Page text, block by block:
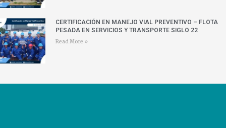
CERTIFICACIÓN EN MANEJO VIAL PREVENTIVO – FLOTA
PESADA EN SERVICIOS Y TRANSPORTE SIGLO 22
Read More »